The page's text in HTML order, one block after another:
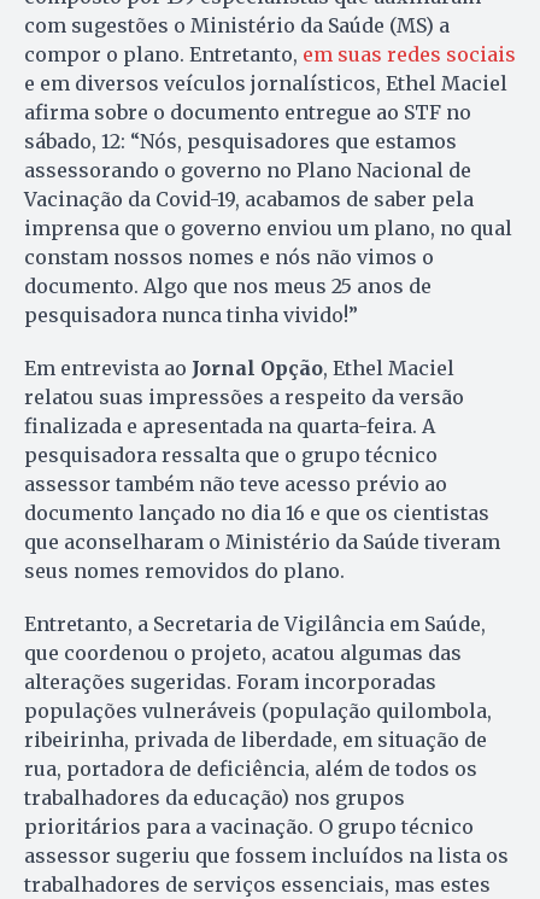
com sugestões o Ministério da Saúde (MS) a
compor o plano. Entretanto, em suas redes sociais
e em diversos veículos jornalísticos, Ethel Maciel
afirma sobre o documento entregue ao STF no
sábado, 12: “Nós, pesquisadores que estamos
assessorando o governo no Plano Nacional de
Vacinação da Covid-19, acabamos de saber pela
imprensa que o governo enviou um plano, no qual
constam nossos nomes e nós não vimos o
documento. Algo que nos meus 25 anos de
pesquisadora nunca tinha vivido!”
Em entrevista ao Jornal Opção, Ethel Maciel
relatou suas impressões a respeito da versão
finalizada e apresentada na quarta-feira. A
pesquisadora ressalta que o grupo técnico
assessor também não teve acesso prévio ao
documento lançado no dia 16 e que os cientistas
que aconselharam o Ministério da Saúde tiveram
seus nomes removidos do plano.
Entretanto, a Secretaria de Vigilância em Saúde,
que coordenou o projeto, acatou algumas das
alterações sugeridas. Foram incorporadas
populações vulneráveis (população quilombola,
ribeirinha, privada de liberdade, em situação de
rua, portadora de deficiência, além de todos os
trabalhadores da educação) nos grupos
prioritários para a vacinação. O grupo técnico
assessor sugeriu que fossem incluídos na lista os
trabalhadores de serviços essenciais, mas estes